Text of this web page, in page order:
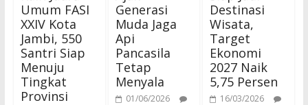
Umum FASI
XXIV Kota
Jambi, 550
Santri Siap
Menuju
Tingkat
Provinsi
Generasi
Muda Jaga
Api
Pancasila
Tetap
Menyala
01/06/2026
Destinasi
Wisata,
Target
Ekonomi
2027 Naik
5,75 Persen
16/03/2026